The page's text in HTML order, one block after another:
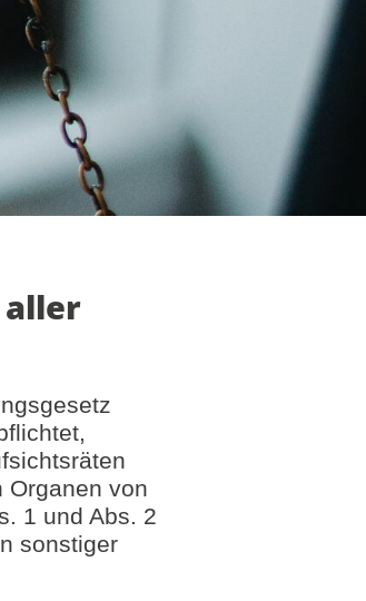
aller
Organen von
1 und Abs. 2
sonstiger